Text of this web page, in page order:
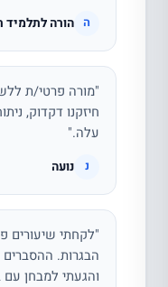
ה הורה לתלמיד
"מורה פרטי/ת
חיזקנו דקדוק,
עלה."
נ נועה
"לקחתי שיעורים
הבגרות. ההסברים
והגעתי למבחן עם